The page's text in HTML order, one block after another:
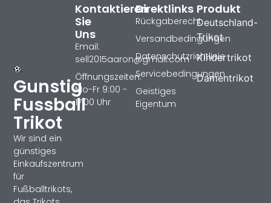
Gunstig
Fussball
Trikot
Wir sind ein
günstiges
Einkaufszentrum
für
Fußballtrikots,
Produkt
Deutschland-
Trikot
Kindertrikot
Damentrikot
Direktlinks
Rückgaberecht
Versandbedingungen
Datenschutzrichtlinie
Servicebedingungen
Geistiges
Eigentum
Kontaktieren
Sie
Uns
Email:
sell2015aaron@gmail.com
Öffnungszeiten:
Mo-Fr 9:00 -
17:00 Uhr